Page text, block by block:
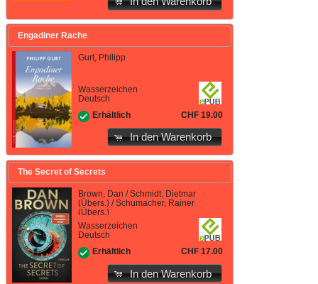
Engadiner Rache
Gurt, Philipp
Wasserzeichen
Deutsch
Erhältlich
CHF 19.00
In den Warenkorb
The Secret of Secrets
Brown, Dan / Schmidt, Dietmar
(Übers.) / Schumacher, Rainer
(Übers.)
Wasserzeichen
Deutsch
Erhältlich
CHF 17.00
In den Warenkorb